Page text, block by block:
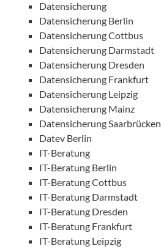
Datensicherung
Datensicherung Berlin
Datensicherung Cottbus
Datensicherung Darmstadt
Datensicherung Dresden
Datensicherung Frankfurt
Datensicherung Leipzig
Datensicherung Mainz
Datensicherung Saarbrücken
Datev Berlin
IT-Beratung
IT-Beratung Berlin
IT-Beratung Cottbus
IT-Beratung Darmstadt
IT-Beratung Dresden
IT-Beratung Frankfurt
IT-Beratung Leipzig